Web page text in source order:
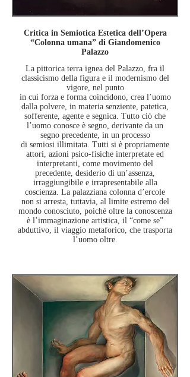
Critica in Semiotica Estetica dell’Opera
“Colonna umana” di Giandomenico
Palazzo
La pittorica terra ignea del Palazzo, fra il
classicismo della figura e il modernismo del
vigore, nel punto
in cui forza e forma coincidono, crea l’uomo
dalla polvere, in materia senziente, patetica,
sofferente, agente e segnica. Tutto ciò che
l’uomo conosce è segno, derivante da un
segno precedente, in un processo
di semiosi illimitata. Tutti si è propriamente
attori, azioni psico-fisiche interpretate ed
interpretanti, come movimento del
precedente, desiderio di un’assenza,
irraggiungibile e irrapresentabile alla
coscienza. La palazziana colonna d’ercole
non si arresta, tuttavia, al limite estremo del
mondo conosciuto, poiché oltre la conoscenza
è l’immaginazione artistica, il “come se”
abduttivo, il viaggio metaforico, che trasporta
l’uomo oltre.